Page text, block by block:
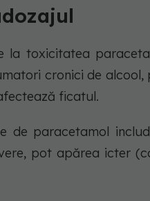
la toxicitatea
cronici de alcool,
ficatul.
de paracetamol
pot apărea icter